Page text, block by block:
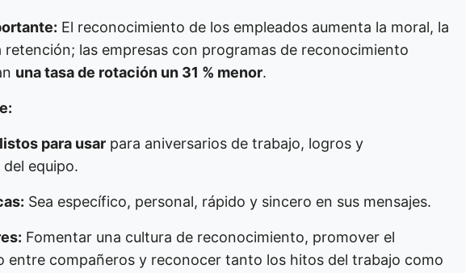
El reconocimiento de los empleados aumenta la moral, la
retención; las empresas con programas de reconocimiento
una tasa de rotación un 31 % menor.
para usar para aniversarios de trabajo, logros y
equipo.
Sea específico, personal, rápido y sincero en sus mensajes.
Fomentar una cultura de reconocimiento, promover el
entre compañeros y reconocer tanto los hitos del trabajo como